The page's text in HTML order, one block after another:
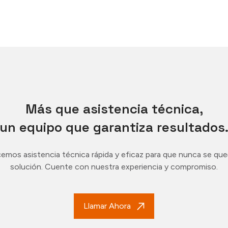
Más que asistencia técnica,
un equipo que garantiza resultados.
asistencia técnica rápida y eficaz para que nunca se
solución. Cuente con nuestra experiencia y compromiso.
Llamar Ahora